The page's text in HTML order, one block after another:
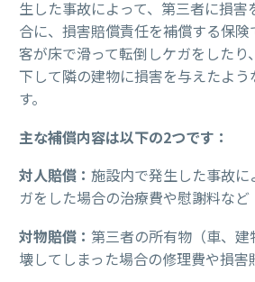
生した事故によって、第三者に損害
合に、損害賠償責任を補償する保険
客が床で滑って転倒しケガをした
下して隣の建物に損害を与えたよう
す。
主な補償内容は以下の2つです：
対人賠償： 施設内で発生した事故に
ガをした場合の治療費や慰謝料など
対物賠償： 第三者の所有物（車、
壊してしまった場合の修理費や損害